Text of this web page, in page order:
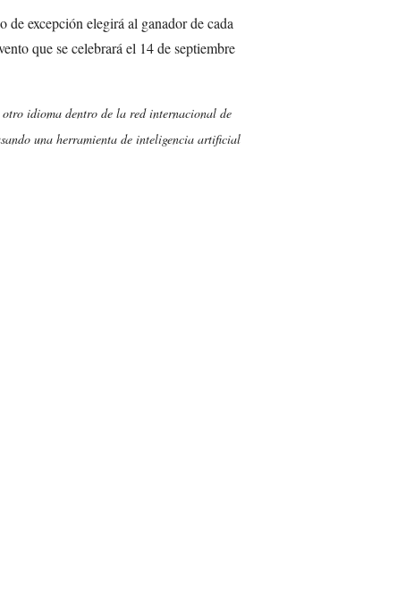
excepción elegirá al ganador de cada
que se celebrará el 14 de septiembre
idioma dentro de la red internacional de
una herramienta de inteligencia artificial